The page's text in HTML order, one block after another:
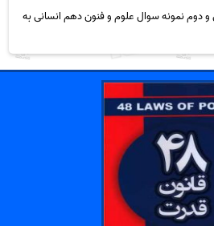
و دوم نمونه سوال علوم و فنون دهم انسانی به